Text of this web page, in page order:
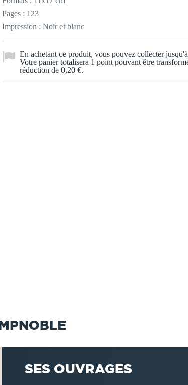
Pages : 123
Impression : Noir et blanc
En achetant ce produit, vous pouvez collecter jusqu'à
Votre panier totalisera 1 point pouvant être
réduction de 0,20 €.
SES OUVRAGES